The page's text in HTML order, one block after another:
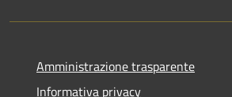
Amministrazione trasparente
Informativa privacy